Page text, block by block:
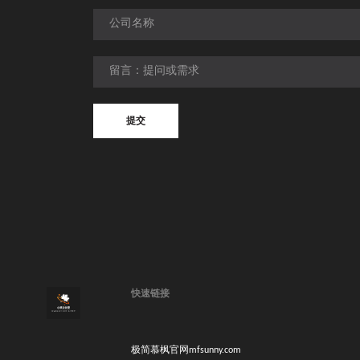
提交
快速链接
极简慕枫官网mfsunny.com